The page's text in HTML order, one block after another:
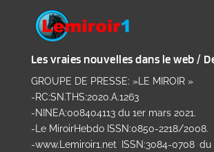
Les vraies nouvelles dans le web /
GROUPE DE PRESSE: »LE MIROIR »
-RC:SN.THS:2020.A.1263
-NINEA:008404113 du 1er mars 2021.
-Le MiroirHebdo ISSN:0850-2218/2008.
-www.Lemiroir1.net ISSN:3084-0708